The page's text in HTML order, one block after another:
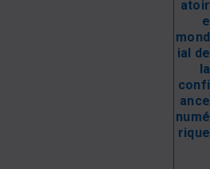
atoir
e
mond
ial de
la
confi
ance
numé
rique